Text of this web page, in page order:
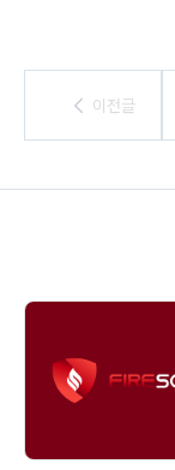
이전글
이전글